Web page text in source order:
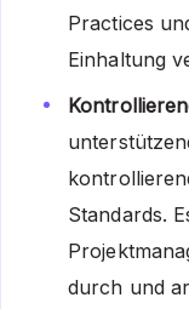
Practices
Einhaltung
Standards.
durch und